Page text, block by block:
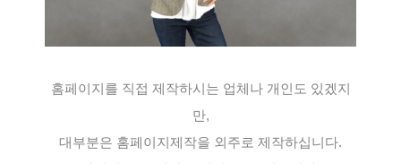
홈페이지를 직접 제작하시는 업체나 개인도 있겠지
만,
대부분은 홈페이지제작을 외주로 제작하십니다.